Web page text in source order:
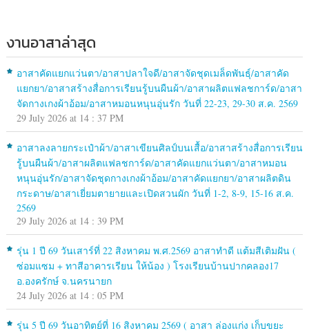
งานอาสาล่าสุด
อาสาคัดแยกแว่นตา/อาสาปลาใจดี/อาสาจัดชุดเมล็ดพันธุ์/อาสาคัด
แยกยา/อาสาสร้างสื่อการเรียนรู้บนผืนผ้า/อาสาผลิตแฟลชการ์ด/อาสา
จัดกางเกงผ้าอ้อม/อาสาหมอนหนุนอุ่นรัก วันที่ 22-23, 29-30 ส.ค. 2569
29 July 2026 at 14 : 37 PM
อาสาลงลายกระเป๋าผ้า/อาสาเขียนศิลป์บนเสื้อ/อาสาสร้างสื่อการเรียน
รู้บนผืนผ้า/อาสาผลิตแฟลชการ์ด/อาสาคัดแยกแว่นตา/อาสาหมอน
หนุนอุ่นรัก/อาสาจัดชุดกางเกงผ้าอ้อม/อาสาคัดแยกยา/อาสาผลิตดิน
กระดาษ/อาสาเยี่ยมตายายและเปิดสวนผัก วันที่ 1-2, 8-9, 15-16 ส.ค.
2569
29 July 2026 at 14 : 39 PM
รุ่น 1 ปี 69 วันเสาร์ที่ 22 สิงหาคม พ.ศ.2569 อาสาทำดี แต้มสีเติมฝัน (
ซ่อมแซม + ทาสีอาคารเรียน ให้น้อง ) โรงเรียนบ้านปากคลอง17
อ.องครักษ์ จ.นครนายก
24 July 2026 at 14 : 05 PM
รุ่น 5 ปี 69 วันอาทิตย์ที่ 16 สิงหาคม 2569 ( อาสา ล่องแก่ง เก็บขยะ